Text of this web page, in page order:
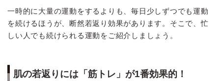
一時的に大量の運動をするよりも、毎日少しずつでも運動
を続けるほうが、断然若返り効果があります。そこで、忙
しい人でも続けられる運動をご紹介しましょう。
肌の若返りには「筋トレ」が1番効果的！